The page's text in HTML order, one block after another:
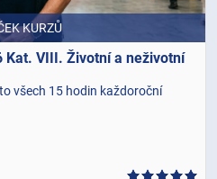
KURZŮ
Kat. VIII. Životní a neživotní
všech 15 hodin každoroční